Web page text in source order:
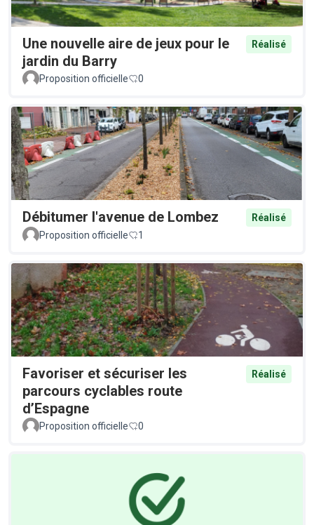
Une nouvelle aire de jeux pour le
jardin du Barry
Réalisé
Proposition officielle 0
Débitumer l'avenue de Lombez
Réalisé
Proposition officielle
1
Favoriser et sécuriser les
parcours cyclables route
d’Espagne
Réalisé
Proposition officielle 0